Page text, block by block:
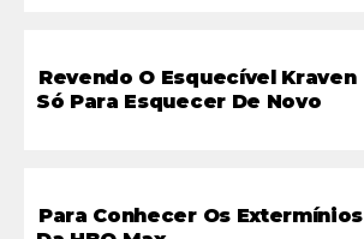
Revendo O Esquecível Kraven
Só Para Esquecer De Novo
Para Conhecer Os Extermínios